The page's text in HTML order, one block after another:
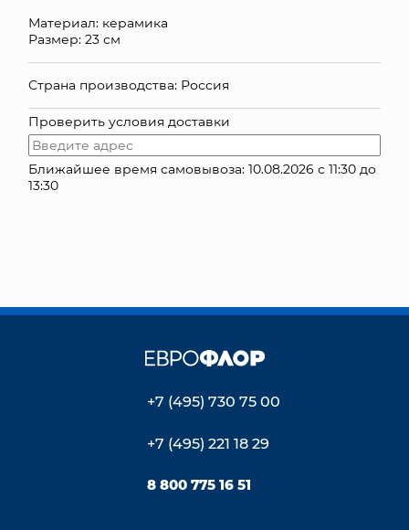
ТОРГОВЫЙ ЦЕНТР
ОПТОВЫМ КЛИЕНТАМ
ДОСТАВКА И ОПЛАТА
Материал: керамика
Размер: 23 см
Страна производства: Россия
Проверить условия доставки
Ближайшее время самовывоза: 10.08.2026 с 11:30 до
13:30
+7 (495) 730 75 00
+7 (495) 221 18 29
8 800 775 16 51